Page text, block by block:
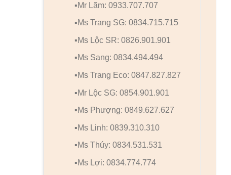
▪️Mr Lãm: 0933.707.707
▪️Ms Trang SG: 0834.715.715
▪️Ms Lộc SR: 0826.901.901
▪️Ms Sang: 0834.494.494
▪️Ms Trang Eco: 0847.827.827
▪️Mr Lộc SG: 0854.901.901
▪️Ms Phượng: 0849.627.627
▪️Ms Linh: 0839.310.310
▪️Ms Thúy: 0834.531.531
▪️Ms Lợi: 0834.774.774